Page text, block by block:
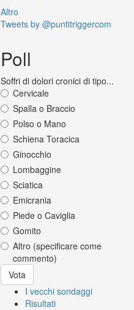
Altro
Tweets by @puntitriggercom
Poll
Soffri di dolori cronici di tipo...
Cervicale
Spalla o Braccio
Polso o Mano
Schiena Toracica
Ginocchio
Lombaggine
Sciatica
Emicrania
Piede o Caviglia
Gomito
Altro (specificare come
commento)
Scelte
Vota
I vecchi sondaggi
Risultati